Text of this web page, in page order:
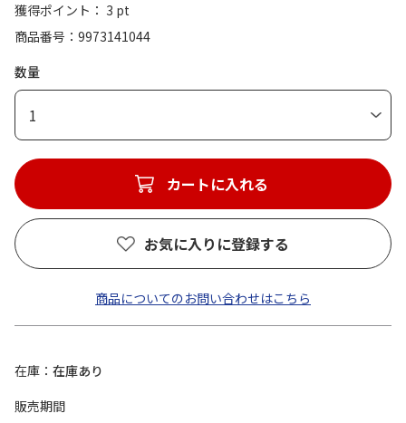
獲得ポイント： 3 pt
商品番号
9973141044
数量
1
カートに入れる
お気に入りに登録する
商品についてのお問い合わせはこちら
在庫
在庫あり
販売期間